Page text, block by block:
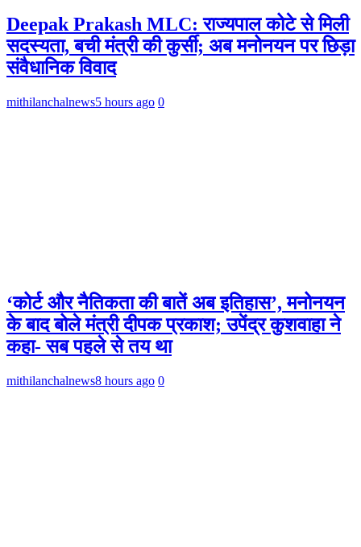
Deepak Prakash MLC: राज्यपाल कोटे से मिली
सदस्यता, बची मंत्री की कुर्सी; अब मनोनयन पर छिड़ा
संवैधानिक विवाद
mithilanchalnews5 hours ago 0
‘कोर्ट और नैतिकता की बातें अब इतिहास’, मनोनयन
के बाद बोले मंत्री दीपक प्रकाश; उपेंद्र कुशवाहा ने
कहा- सब पहले से तय था
mithilanchalnews8 hours ago 0